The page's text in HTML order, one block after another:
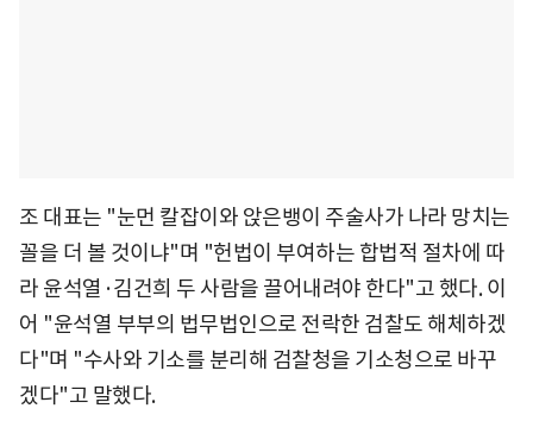
조 대표는 "눈먼 칼잡이와 앉은뱅이 주술사가 나라 망치는
꼴을 더 볼 것이냐"며 "헌법이 부여하는 합법적 절차에 따
라 윤석열·김건희 두 사람을 끌어내려야 한다"고 했다. 이
어 "윤석열 부부의 법무법인으로 전락한 검찰도 해체하겠
다"며 "수사와 기소를 분리해 검찰청을 기소청으로 바꾸
겠다"고 말했다.